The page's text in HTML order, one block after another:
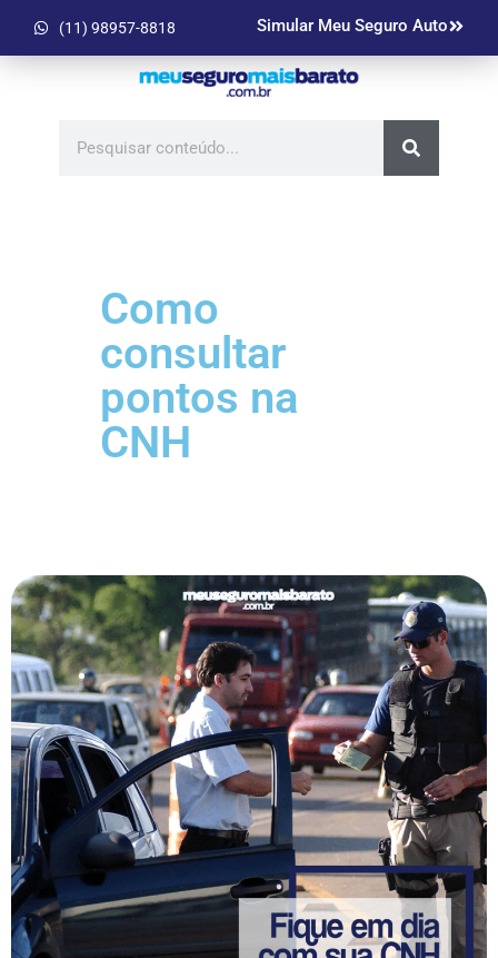
(11) 98957-8818 Simular Meu Seguro Auto
Como
consultar
pontos na
CNH